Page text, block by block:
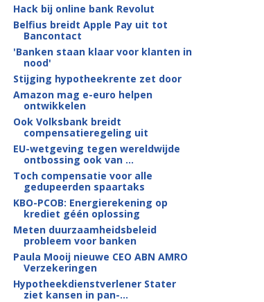
Hack bij online bank Revolut
Belfius breidt Apple Pay uit tot
Bancontact
'Banken staan klaar voor klanten in
nood'
Stijging hypotheekrente zet door
Amazon mag e-euro helpen
ontwikkelen
Ook Volksbank breidt
compensatieregeling uit
EU-wetgeving tegen wereldwijde
ontbossing ook van ...
Toch compensatie voor alle
gedupeerden spaartaks
KBO-PCOB: Energierekening op
krediet géén oplossing
Meten duurzaamheidsbeleid
probleem voor banken
Paula Mooij nieuwe CEO ABN AMRO
Verzekeringen
Hypotheekdienstverlener Stater
ziet kansen in pan-...